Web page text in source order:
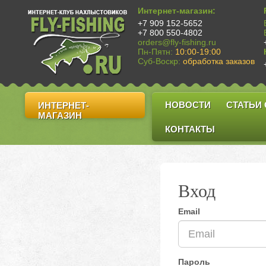
Интернет-магазин:
+7 909 152-5652
+7 800 550-4802
orders@fly-fishing.ru
Пн-Пятн: 10:00-19:00
Суб-Воскр: обработка заказов
ИНТЕРНЕТ-
МАГАЗИН
НОВОСТИ СТАТЬИ
КОНТАКТЫ
Вход
Email
Пароль